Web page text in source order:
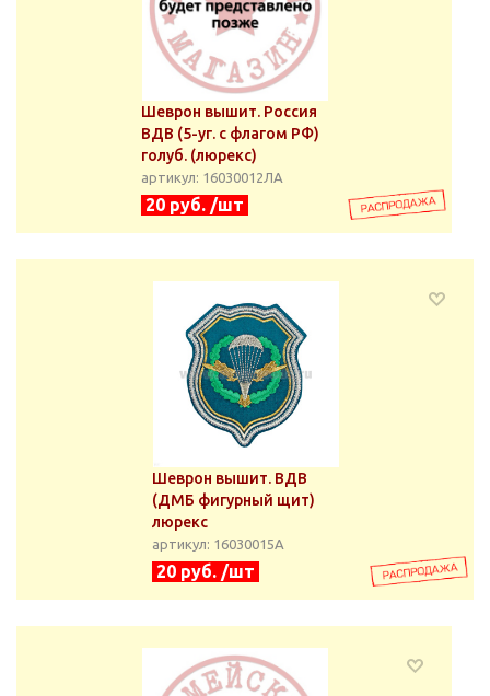
Шеврон вышит. Россия
ВДВ (5-уг. с флагом РФ)
голуб. (люрекс)
артикул: 16030012ЛА
20 руб. /шт
Шеврон вышит. ВДВ
(ДМБ фигурный щит)
люрекс
артикул: 16030015А
20 руб. /шт